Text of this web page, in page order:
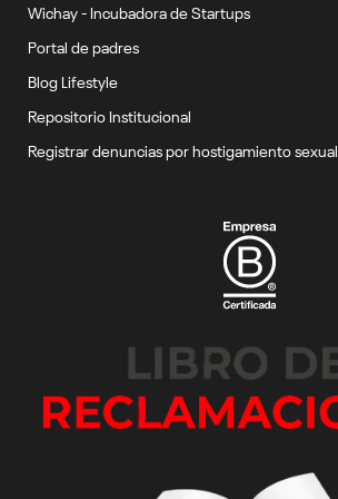
Wichay - Incubadora de Startups
Portal de padres
Blog Lifestyle
Repositorio Institucional
Registrar denuncias por hostigamiento sexual